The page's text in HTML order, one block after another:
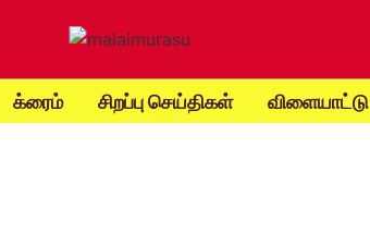
க்ரைம் சிறப்பு செய்திகள் விளையாட்டு